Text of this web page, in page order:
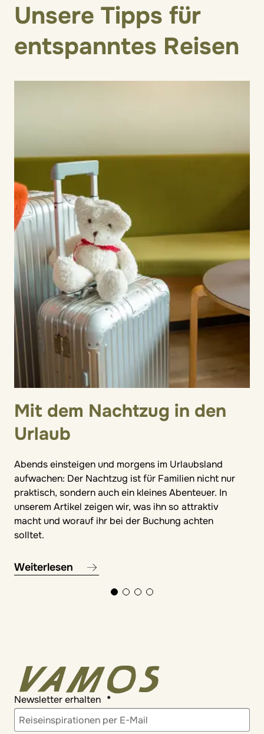
Unsere Tipps für
entspanntes Reisen
Mit dem Nachtzug in den
Urlaub
Abends einsteigen und morgens im Urlaubsland
aufwachen: Der Nachtzug ist für Familien nicht nur
praktisch, sondern auch ein kleines Abenteuer. In
unserem Artikel zeigen wir, was ihn so attraktiv
macht und worauf ihr bei der Buchung achten
solltet.
Weiterlesen
Newsletter erhalten